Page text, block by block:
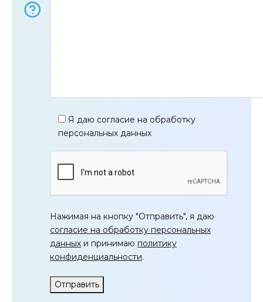
Я даю согласие на обработку
персональных данных
Нажимая на кнопку "Отправить", я даю
согласие на обработку персональных
данных и принимаю политику
конфиденциальности.
Отправить